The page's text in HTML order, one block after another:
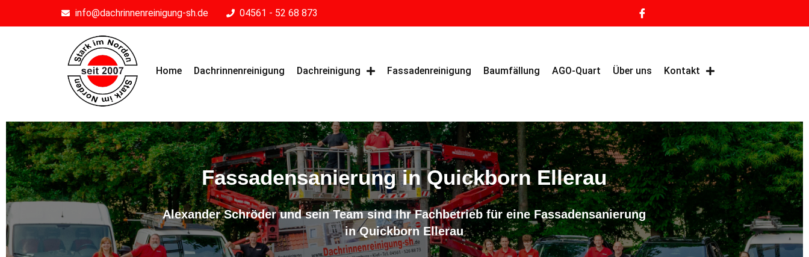
info@dachrinnenreinigung-sh.de 04561 - 52 68 873
Home Dachrinnenreinigung Dachreinigung Fassadenreinigung Baumfällung AGO-Quart Über uns Kontakt
Fassadensanierung in Quickborn Ellerau
Alexander Schröder und sein Team sind Ihr Fachbetrieb für eine Fassadensanierung
in Quickborn Ellerau